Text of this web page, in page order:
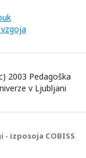
2003 Pedagoška
v Ljubljani
- izposoja COBISS